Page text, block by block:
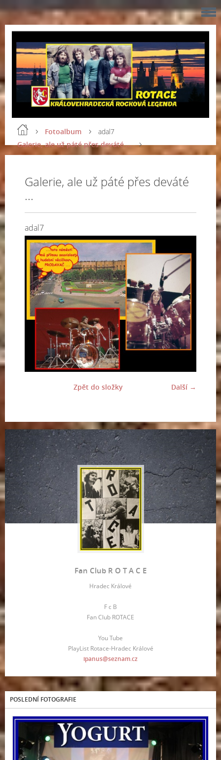
Fotoalbum
Galerie, ale už páté přes deváté ...
adal7
Galerie, ale už páté přes deváté
...
adal7
Další →
Zpět do složky
Fan Club R O T A C E
Hradec Králové
F c B
Fan Club ROTACE
You Tube
PlayList Rotace-Hradec Králové
ipanus@seznam.cz
POSLEDNÍ FOTOGRAFIE